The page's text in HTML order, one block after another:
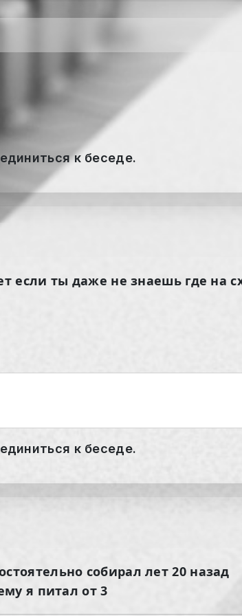
к беседе.
если ты даже не знаешь где на
к беседе.
собирал лет 20 назад
я питал от 3